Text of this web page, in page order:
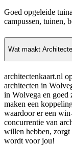
Goed opgeleide
campussen, tuinen,
Wat maakt
architectenkaart.nl
architecten in
in Wolvega en
maken een
waardoor er een
concurrentie van
willen hebben, zorgt
wordt voor jou!